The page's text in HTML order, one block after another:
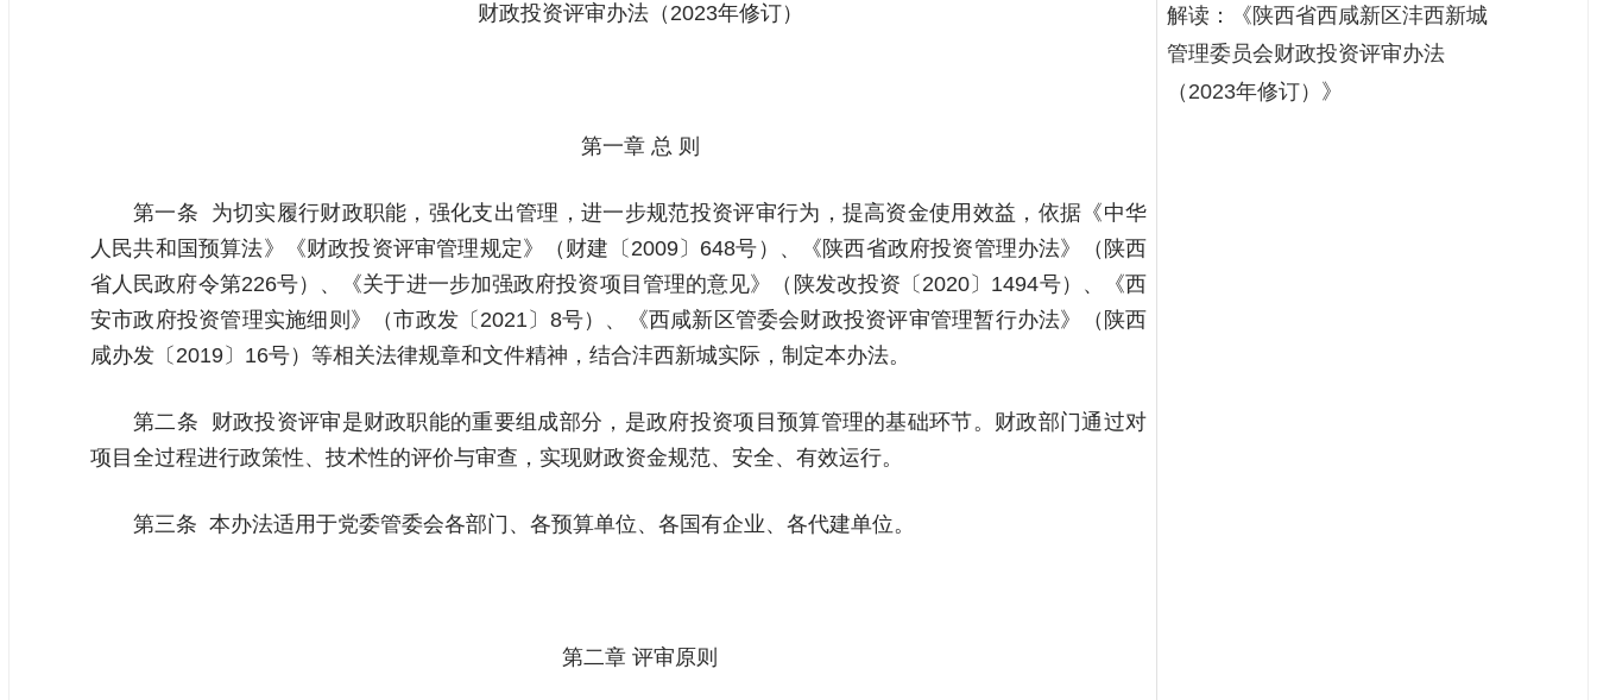
财政投资评审办法（2023年修订）
第一章 总 则
第一条 为切实履行财政职能，强化支出管理，进一步规范投资评审行为，提高资金使用效益，依据《中华
人民共和国预算法》《财政投资评审管理规定》（财建〔2009〕648号）、《陕西省政府投资管理办法》（陕西
省人民政府令第226号）、《关于进一步加强政府投资项目管理的意见》（陕发改投资〔2020〕1494号）、《西
安市政府投资管理实施细则》（市政发〔2021〕8号）、《西咸新区管委会财政投资评审管理暂行办法》（陕西
咸办发〔2019〕16号）等相关法律规章和文件精神，结合沣西新城实际，制定本办法。
第二条 财政投资评审是财政职能的重要组成部分，是政府投资项目预算管理的基础环节。财政部门通过对
项目全过程进行政策性、技术性的评价与审查，实现财政资金规范、安全、有效运行。
第三条 本办法适用于党委管委会各部门、各预算单位、各国有企业、各代建单位。
第二章 评审原则
解读：《陕西省西咸新区沣西新城
管理委员会财政投资评审办法
（2023年修订）》